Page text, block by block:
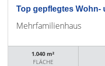
Top gepflegtes Wohn-
Mehrfamilienhaus
1.040 m²
FLÄCHE